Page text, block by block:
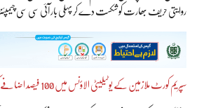
روایتی حریف بھارت کو شکست دے کر پہلی بار آئی سی سی چیمپئنز
سپریم کورٹ ملازمین کے یوٹیلیٹی الاؤنس میں 100 فیصد اضافے کی منظوری